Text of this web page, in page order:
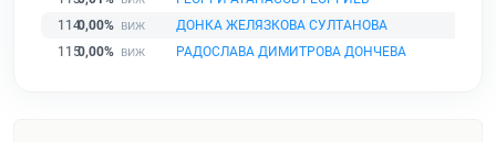
1140,00%
ДОНКА ЖЕЛЯЗКОВА СУЛТАНОВА
1150,00% РАДОСЛАВА ДИМИТРОВА ДОНЧЕВА